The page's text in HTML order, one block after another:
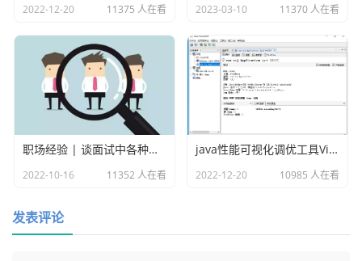
2022-12-20 11375 人在看 2023-03-10 11370 人在看
职场经验 | 谈面试中各种各样的坑
2022-10-16 11352 人在看
java性能可视化调优工具VisualVM
2022-12-20 10985 人在看
发表评论